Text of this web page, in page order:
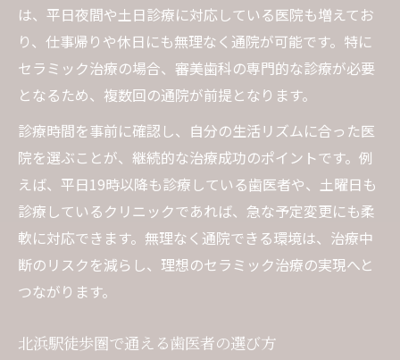
は、平日夜間や土日診療に対応している医院も増えてお
り、仕事帰りや休日にも無理なく通院が可能です。特に
セラミック治療の場合、審美歯科の専門的な診療が必要
となるため、複数回の通院が前提となります。
診療時間を事前に確認し、自分の生活リズムに合った医
院を選ぶことが、継続的な治療成功のポイントです。例
えば、平日19時以降も診療している歯医者や、土曜日も
診療しているクリニックであれば、急な予定変更にも柔
軟に対応できます。無理なく通院できる環境は、治療中
断のリスクを減らし、理想のセラミック治療の実現へと
つながります。
北浜駅徒歩圏で通える歯医者の選び方